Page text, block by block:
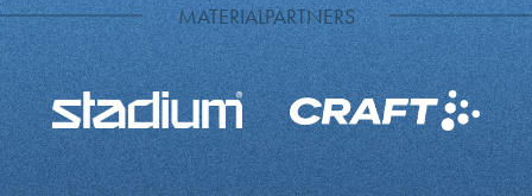
MATERIALPARTNERS